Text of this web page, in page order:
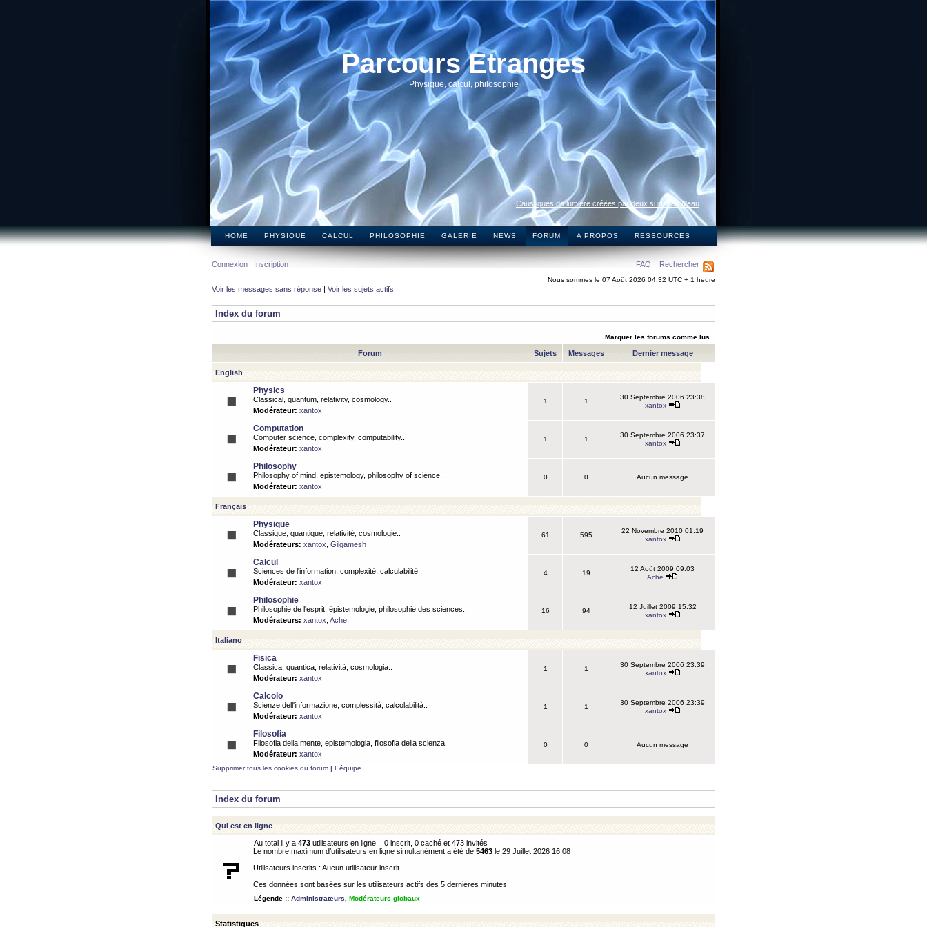
Parcours Etranges
Physique, calcul, philosophie
Caustiques de lumière créées par deux surfaces d’eau
HOME PHYSIQUE CALCUL PHILOSOPHIE GALERIE NEWS FORUM A PROPOS RESSOURCES
FAQ Rechercher
Connexion Inscription
Nous sommes le 07 Août 2026 04:32 UTC + 1 heure
Voir les messages sans réponse | Voir les sujets actifs
Index du forum
Marquer les forums comme lus
Forum Sujets Messages Dernier message
English
Physics
Classical, quantum, relativity, cosmology..
Modérateur: xantox
1 1
30 Septembre 2006 23:38
xantox
Computation
Computer science, complexity, computability..
Modérateur: xantox
1 1
30 Septembre 2006 23:37
xantox
Philosophy
Philosophy of mind, epistemology, philosophy of science..
Modérateur: xantox
0 0 Aucun message
Français
Physique
Classique, quantique, relativité, cosmologie..
Modérateurs: xantox Gilgamesh
61 595
22 Novembre 2010 01:19
xantox
Calcul
Sciences de l'information, complexité, calculabilité..
Modérateur: xantox
4 19
12 Août 2009 09:03
Ache
Philosophie
Philosophie de l'esprit, épistemologie, philosophie des sciences..
Modérateurs: xantox Ache
16 94
12 Juillet 2009 15:32
xantox
Italiano
Fisica
Classica, quantica, relatività, cosmologia..
Modérateur: xantox
1 1
30 Septembre 2006 23:39
xantox
Calcolo
Scienze dell'informazione, complessità, calcolabilità..
Modérateur: xantox
1 1
30 Septembre 2006 23:39
xantox
Filosofia
Filosofia della mente, epistemologia, filosofia della scienza..
Modérateur: xantox
0 0 Aucun message
Supprimer tous les cookies du forum | L’équipe
Index du forum
Qui est en ligne
Au total il y a 473 utilisateurs en ligne :: 0 inscrit, 0 caché et 473 invités
Le nombre maximum d’utilisateurs en ligne simultanément a été de 5463 le 29 Juillet 2026 16:08
Utilisateurs inscrits : Aucun utilisateur inscrit
Ces données sont basées sur les utilisateurs actifs des 5 dernières minutes
Légende :: Administrateurs Modérateurs globaux
Statistiques